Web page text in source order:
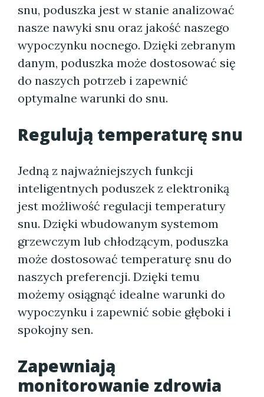
snu, poduszka jest w stanie analizować
nasze nawyki snu oraz jakość naszego
wypoczynku nocnego. Dzięki zebranym
danym, poduszka może dostosować się
do naszych potrzeb i zapewnić
optymalne warunki do snu.
Regulują temperaturę snu
Jedną z najważniejszych funkcji
inteligentnych poduszek z elektroniką
jest możliwość regulacji temperatury
snu. Dzięki wbudowanym systemom
grzewczym lub chłodzącym, poduszka
może dostosować temperaturę snu do
naszych preferencji. Dzięki temu
możemy osiągnąć idealne warunki do
wypoczynku i zapewnić sobie głęboki i
spokojny sen.
Zapewniają
monitorowanie zdrowia